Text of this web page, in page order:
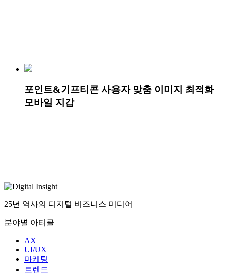
포인트&기프티콘 사용자 맞춤 이미지 최적화
모바일 지갑
25년 역사의 디지털 비즈니스 미디어
분야별 아티클
AX
UI/UX
마케팅
트렌드